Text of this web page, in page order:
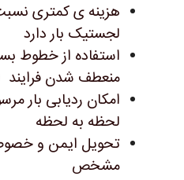
هزینه ی کمتری
لجستیک بار دارد
استفاده از خطوط
منعطف شدن فرایند
امکان ردیابی بار
لحظه به لحظه
تحویل ایمن و
مشخص